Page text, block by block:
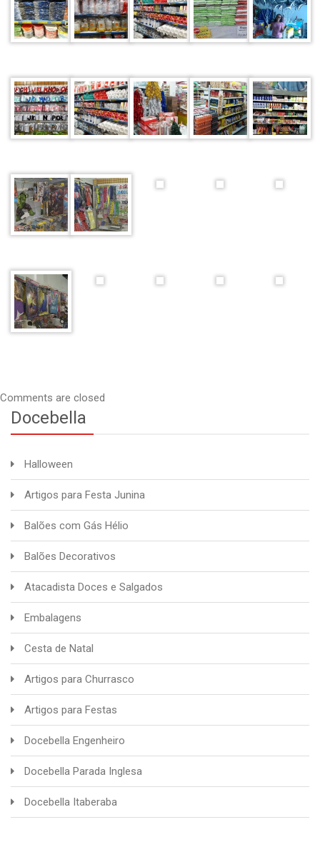
Comments are closed
Docebella
Halloween
Artigos para Festa Junina
Balões com Gás Hélio
Balões Decorativos
Atacadista Doces e Salgados
Embalagens
Cesta de Natal
Artigos para Churrasco
Artigos para Festas
Docebella Engenheiro
Docebella Parada Inglesa
Docebella Itaberaba